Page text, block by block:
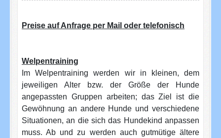
Preise auf Anfrage per Mail oder telefonisch
Welpentraining
Im Welpentraining werden wir in kleinen, dem
jeweiligen Alter bzw. der Größe der Hunde
angepassten Gruppen arbeiten; das Ziel ist die
Gewöhnung an andere Hunde und verschiedene
Situationen, an die sich das Hundekind anpassen
muss. Ab und zu werden auch gutmütige ältere